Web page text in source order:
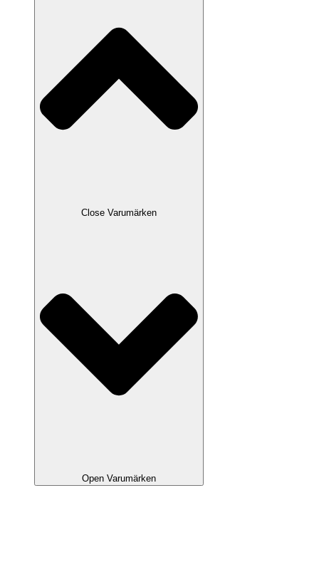
Close Varumärken
Open Varumärken